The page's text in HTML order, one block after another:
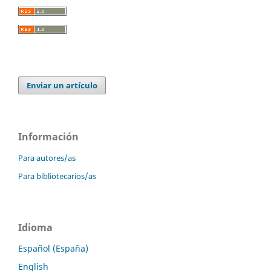
Enviar un artículo
Información
Para autores/as
Para bibliotecarios/as
Idioma
Español (España)
English